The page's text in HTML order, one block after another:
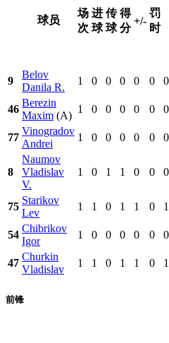
球员
场
次
进
球
传
球
得
分
+/-
罚
时
9
Belov
Danila R.
1 0 0 0 0 0 0
46
Berezin
Maxim (A)
1 0 0 0 0 0 0
77
Vinogradov
Andrei
1 0 0 0 0 0 0
8
Naumov
Vladislav
V.
1 0 1 1 0 0 0
75
Starikov
Lev
1 1 0 1 1 0 1
54
Chibrikov
Igor
1 0 0 0 0 0 0
47
Churkin
Vladislav
1 1 0 1 1 0 1
前锋